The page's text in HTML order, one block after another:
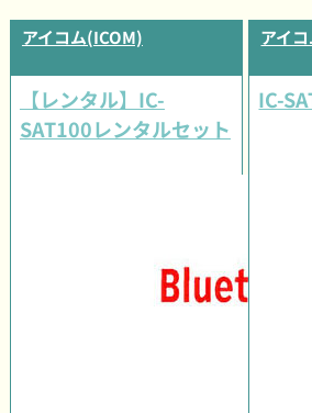
アイコム(ICOM)
【レンタル】IC-
SAT100レンタルセット
アイ
IC-